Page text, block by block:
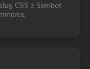
CSS z Sembot